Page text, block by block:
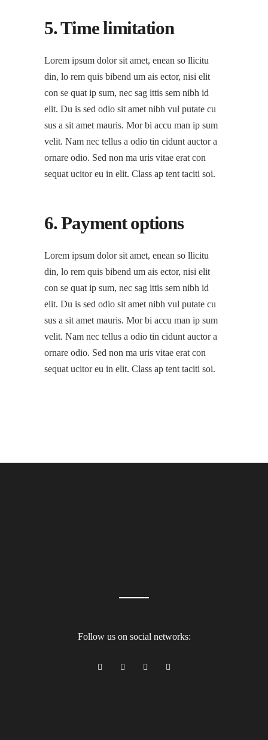
5. Time limitation
Lorem ipsum dolor sit amet, enean so llicitu
din, lo rem quis bibend um ais ector, nisi elit
con se quat ip sum, nec sag ittis sem nibh id
elit. Du is sed odio sit amet nibh vul putate cu
sus a sit amet mauris. Mor bi accu man ip sum
velit. Nam nec tellus a odio tin cidunt auctor a
ornare odio. Sed non ma uris vitae erat con
sequat ucitor eu in elit. Class ap tent taciti soi.
6. Payment options
Lorem ipsum dolor sit amet, enean so llicitu
din, lo rem quis bibend um ais ector, nisi elit
con se quat ip sum, nec sag ittis sem nibh id
elit. Du is sed odio sit amet nibh vul putate cu
sus a sit amet mauris. Mor bi accu man ip sum
velit. Nam nec tellus a odio tin cidunt auctor a
ornare odio. Sed non ma uris vitae erat con
sequat ucitor eu in elit. Class ap tent taciti soi.
Follow us on social networks: